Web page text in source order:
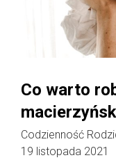
Co warto
Codzienność
19 listopada 2021